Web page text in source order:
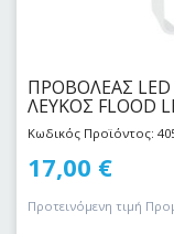
ΠΡΟΒΟΛΕΑΣ LED
ΛΕΥΚΟΣ FLOOD
Κωδικός Προϊόντος:
17,00 €
Προτεινόμενη τιμή